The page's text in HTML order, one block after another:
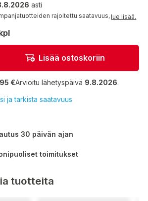
asti
rajoitettu saatavuus,lue lisää.
Lisää ostoskoriin
€Arvioitu lähetyspäivä 9.8.2026.
ja tarkista saatavuus
30 päivän ajan
toimitukset
tuotteita